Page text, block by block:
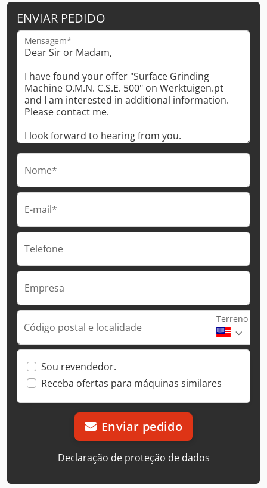
ENVIAR PEDIDO
Mensagem*
Nome*
E-mail*
Telefone
Empresa
Código postal e localidade
Terreno
Sou revendedor.
Receba ofertas para máquinas similares
Enviar pedido
Declaração de proteção de dados